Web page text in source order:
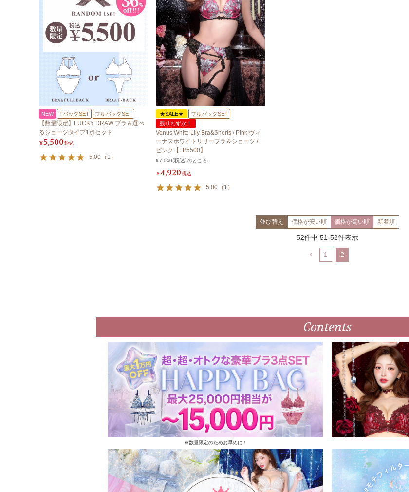
NEW TバックSET フルバックSET
【数量限定】LUCKY DRAW ブラ＆選べ
るショーツタイプ1点セット
¥5,500税込
5.00 （ 1 ）
★SALE★
フルバックSET
残りわずか！
Venus White Lily Bra&Shorts / Pink ヴィ
ーナスホワイトリリーブラ＆ショーツ /
ピンク【LB5500】
¥7,040 のところ
¥4,920税込
5.00 （ 1 ）
並び替え 価格が安い順 価格が高い順 新着順
52件中 51-52件表示
1 2
Contents
※数量限定のためお早めに！